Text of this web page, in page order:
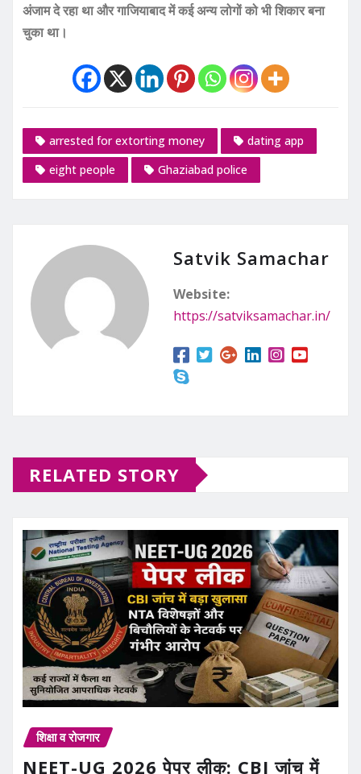
अंजाम दे रहा था और गाजियाबाद में कई अन्य लोगों को भी शिकार बना
चुका था।
arrested for extorting money
dating app
eight people
Ghaziabad police
Satvik Samachar
Website:
https://satviksamachar.in/
RELATED STORY
शिक्षा व रोजगार
NEET-UG 2026 पेपर लीक: CBI जांच में